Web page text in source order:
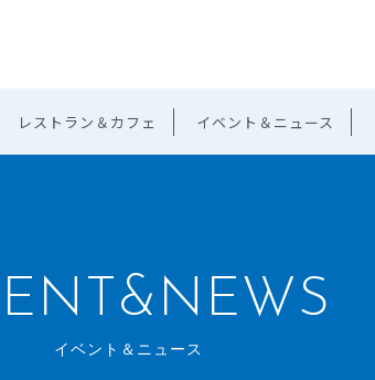
レストラン＆カフェ イベント＆ニュース
イベント＆ニュース